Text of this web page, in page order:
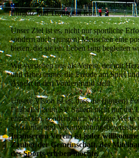
sind stolz darauf, ein Verein zu sein, der
Ehrgeiz und Teamgeist lebt.
Unser Ziel ist es, nicht nur sportliche
sondern auch (jungen) Menschen eine
bieten, die sie ein Leben lang begleiten
Wir verstehen uns als Verein, der mit
und dabei immer die Freude am Spiel
Aspekt in den Vordergrund stellt.
Unsere Vision ist es, dass die (jungen)
Fußballer beim SV Sallern nicht nur die
entdecken, sondern auch wichtige Werte
Solidarität und
In unserem Verein ist jeder
Zauber der Gemeinschaft, des
des Sports erleben möchte.